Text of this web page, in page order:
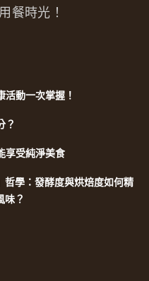
餐時光！
動一次掌握！
？
享受純淨美食
哲學：發酵度與烘焙度如何精
味？